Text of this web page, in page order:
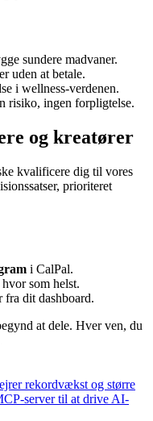
sundere madvaner.
uden at betale.
i wellness-verdenen.
risiko, ingen forpligtelse.
og kreatører
kvalificere dig til vores
prioriteret
i CalPal.
som helst.
dit dashboard.
at dele. Hver ven, du
rekordvækst og større
server til at drive AI-